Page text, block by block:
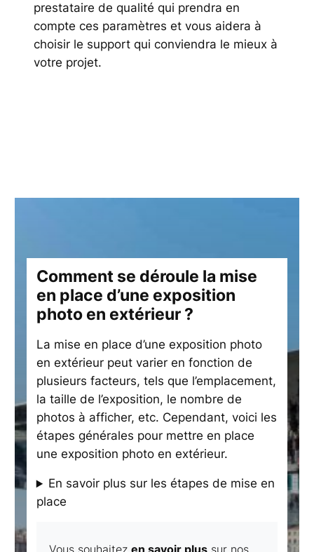
prestataire de qualité qui prendra en
compte ces paramètres et vous aidera à
choisir le support qui conviendra le mieux à
votre projet.
Comment se déroule la mise
en place d’une exposition
photo en extérieur ?
La mise en place d’une exposition photo
en extérieur peut varier en fonction de
plusieurs facteurs, tels que l’emplacement,
la taille de l’exposition, le nombre de
photos à afficher, etc. Cependant, voici les
étapes générales pour mettre en place
une exposition photo en extérieur.
En savoir plus sur les étapes de mise en
place
Vous souhaitez en savoir plussur nos